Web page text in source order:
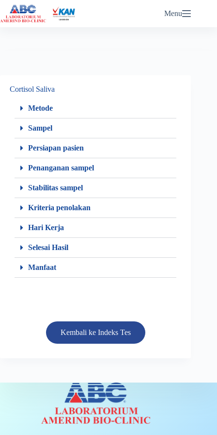
ABC eReports Login
Menu
Cortisol Saliva
Metode
Sampel
Persiapan pasien
Penanganan sampel
Stabilitas sampel
Kriteria penolakan
Hari Kerja
Selesai Hasil
Manfaat
Kembali ke Indeks Tes